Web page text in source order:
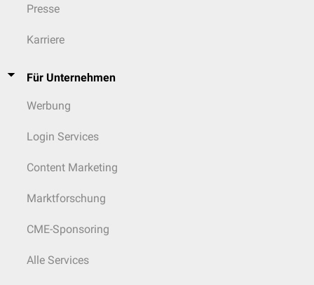
Presse
Karriere
Für Unternehmen
Werbung
Login Services
Content Marketing
Marktforschung
CME-Sponsoring
Alle Services